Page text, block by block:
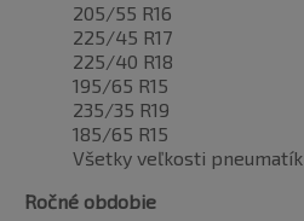
205/55 R16
225/45 R17
225/40 R18
195/65 R15
235/35 R19
185/65 R15
Všetky veľkosti pneumatík
Ročné obdobie